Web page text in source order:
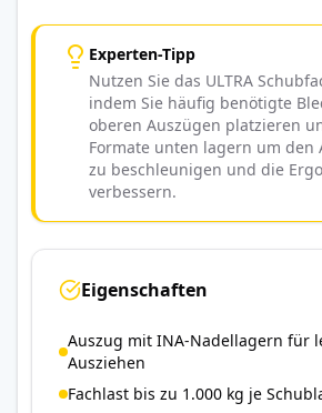
Experten-Tipp
Nutzen Sie das ULTRA
indem Sie häufig benötigte
oberen Auszügen platzieren
Formate unten lagern um den
zu beschleunigen und die
verbessern.
Eigenschaften
Auszug mit INA-Nadellagern für
Ausziehen
Fachlast bis zu 1.000 kg je